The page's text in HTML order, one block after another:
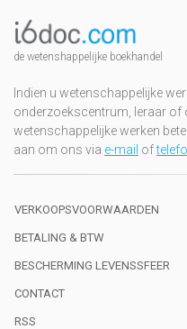
de wetenshappelijke boekhandel
Indien u wetenschappelijke
onderzoekscentrum, leraar of
wetenschappelijke werken
aan om ons via e-mail of
VERKOOPSVOORWAARDEN
BETALING & BTW
BESCHERMING LEVENSSFEER
CONTACT
RSS